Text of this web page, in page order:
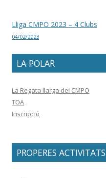
Post navigation
Lliga CMPO 2023 – 4 Clubs
04/02/2023
LA POLAR
La Regata llarga del CMPO
TOA
Inscripció
PROPERES ACTIVITATS